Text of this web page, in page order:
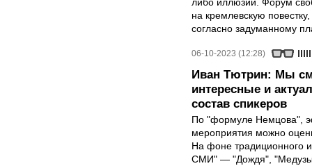
на кремлевскую
согласно задуманному
06-10-2023 (12:28)
Иван Тютрин: Мы
интересные и
состав спикеров
По "формуле Немцова",
мероприятия можно
На фоне традиционного
СМИ" — "Дождя",